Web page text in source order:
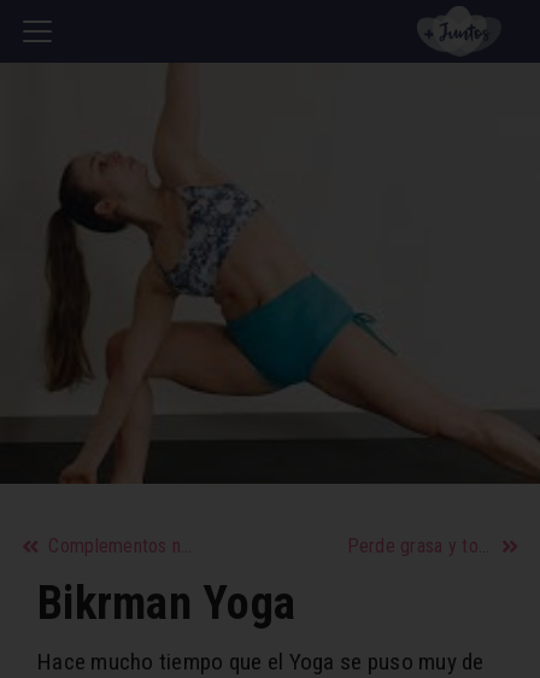
Complementos naturales depurativos para adelgazar, quemar grasa y eliminar toxinas Perde grasa y tonifica los músculos
Bikrman Yoga
Hace mucho tiempo que el Yoga se puso muy de